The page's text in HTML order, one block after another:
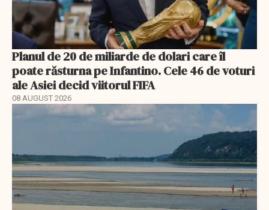
Planul de 20 de miliarde de dolari care îl
poate răsturna pe Infantino. Cele 46 de voturi
ale Asiei decid viitorul FIFA
08 AUGUST 2026